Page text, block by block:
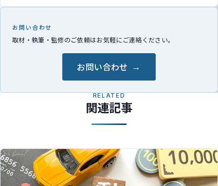
お問い合わせ
取材・執筆・監修のご依頼はお気軽にご連絡ください。
お問い合わせ
RELATED
関連記事